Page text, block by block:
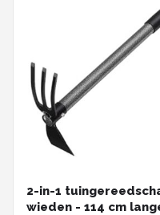
2-in-1
wieden - 114 cm